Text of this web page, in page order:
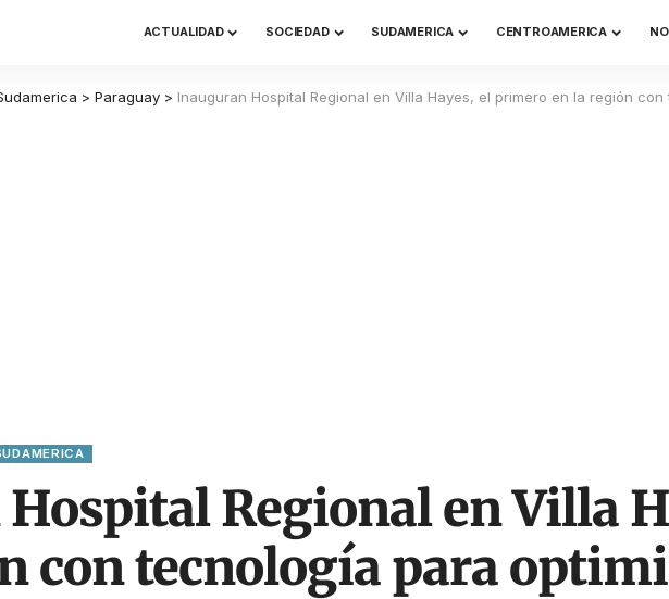
ACTUALIDAD SOCIEDAD SUDAMERICA CENTROAMERICA
> Paraguay > Inauguran Hospital Regional en Villa Hayes, el primero en la región
Regional en Villa
con tecnología para